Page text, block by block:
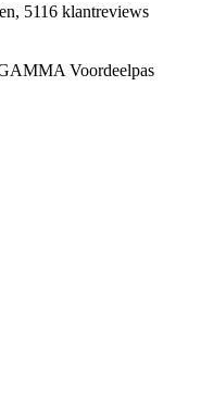
5116 klantreviews
Voordeelpas